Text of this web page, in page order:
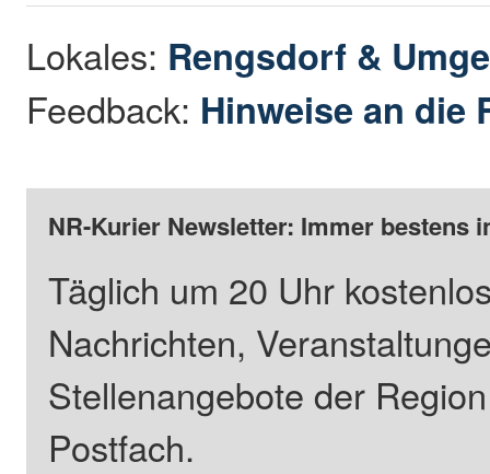
Lokales: Rengsdorf &
Feedback: Hinweise an die
NR-Kurier Newsletter: Immer bestens
Täglich um 20 Uhr
Nachrichten,
Stellenangebote der
Postfach.